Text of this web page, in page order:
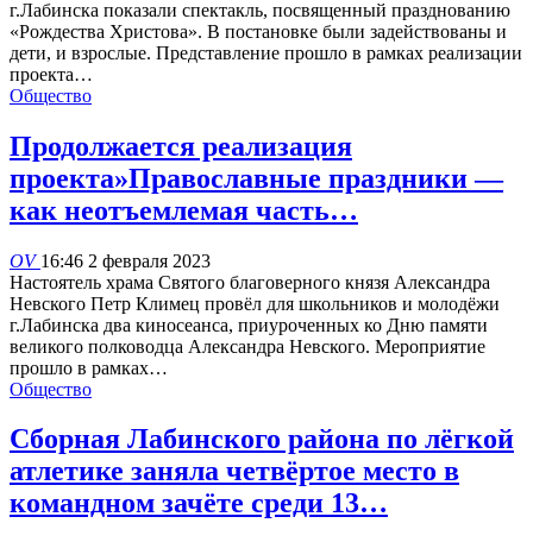
г.Лабинска показали спектакль, посвященный празднованию
«Рождества Христова». В постановке были задействованы и
дети, и взрослые. Представление прошло в рамках реализации
проекта…
Общество
Продолжается реализация
проекта»Православные праздники —
как неотъемлемая часть…
OV16:46 2 февраля 2023
Настоятель храма Святого благоверного князя Александра
Невского Петр Климец провёл для школьников и молодёжи
г.Лабинска два киносеанса, приуроченных ко Дню памяти
великого полководца Александра Невского. Мероприятие
прошло в рамках…
Общество
Сборная Лабинского района по лёгкой
атлетике заняла четвёртое место в
командном зачёте среди 13…